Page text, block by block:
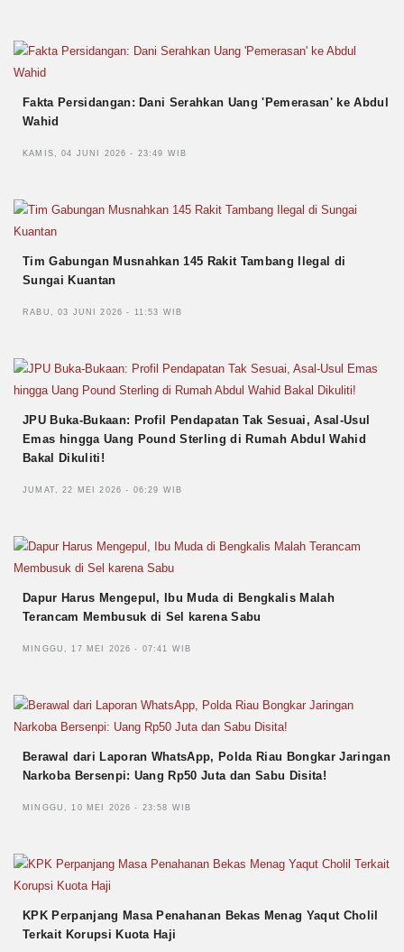
Fakta Persidangan: Dani Serahkan Uang 'Pemerasan' ke Abdul
Wahid
KAMIS, 04 JUNI 2026 - 23:49 WIB
Tim Gabungan Musnahkan 145 Rakit Tambang Ilegal di
Sungai Kuantan
RABU, 03 JUNI 2026 - 11:53 WIB
JPU Buka-Bukaan: Profil Pendapatan Tak Sesuai, Asal-Usul
Emas hingga Uang Pound Sterling di Rumah Abdul Wahid
Bakal Dikuliti!
JUMAT, 22 MEI 2026 - 06:29 WIB
Dapur Harus Mengepul, Ibu Muda di Bengkalis Malah
Terancam Membusuk di Sel karena Sabu
MINGGU, 17 MEI 2026 - 07:41 WIB
Berawal dari Laporan WhatsApp, Polda Riau Bongkar Jaringan
Narkoba Bersenpi: Uang Rp50 Juta dan Sabu Disita!
MINGGU, 10 MEI 2026 - 23:58 WIB
KPK Perpanjang Masa Penahanan Bekas Menag Yaqut Cholil
Terkait Korupsi Kuota Haji